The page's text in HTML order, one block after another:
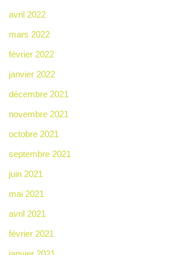
avril 2022
mars 2022
février 2022
janvier 2022
décembre 2021
novembre 2021
octobre 2021
septembre 2021
juin 2021
mai 2021
avril 2021
février 2021